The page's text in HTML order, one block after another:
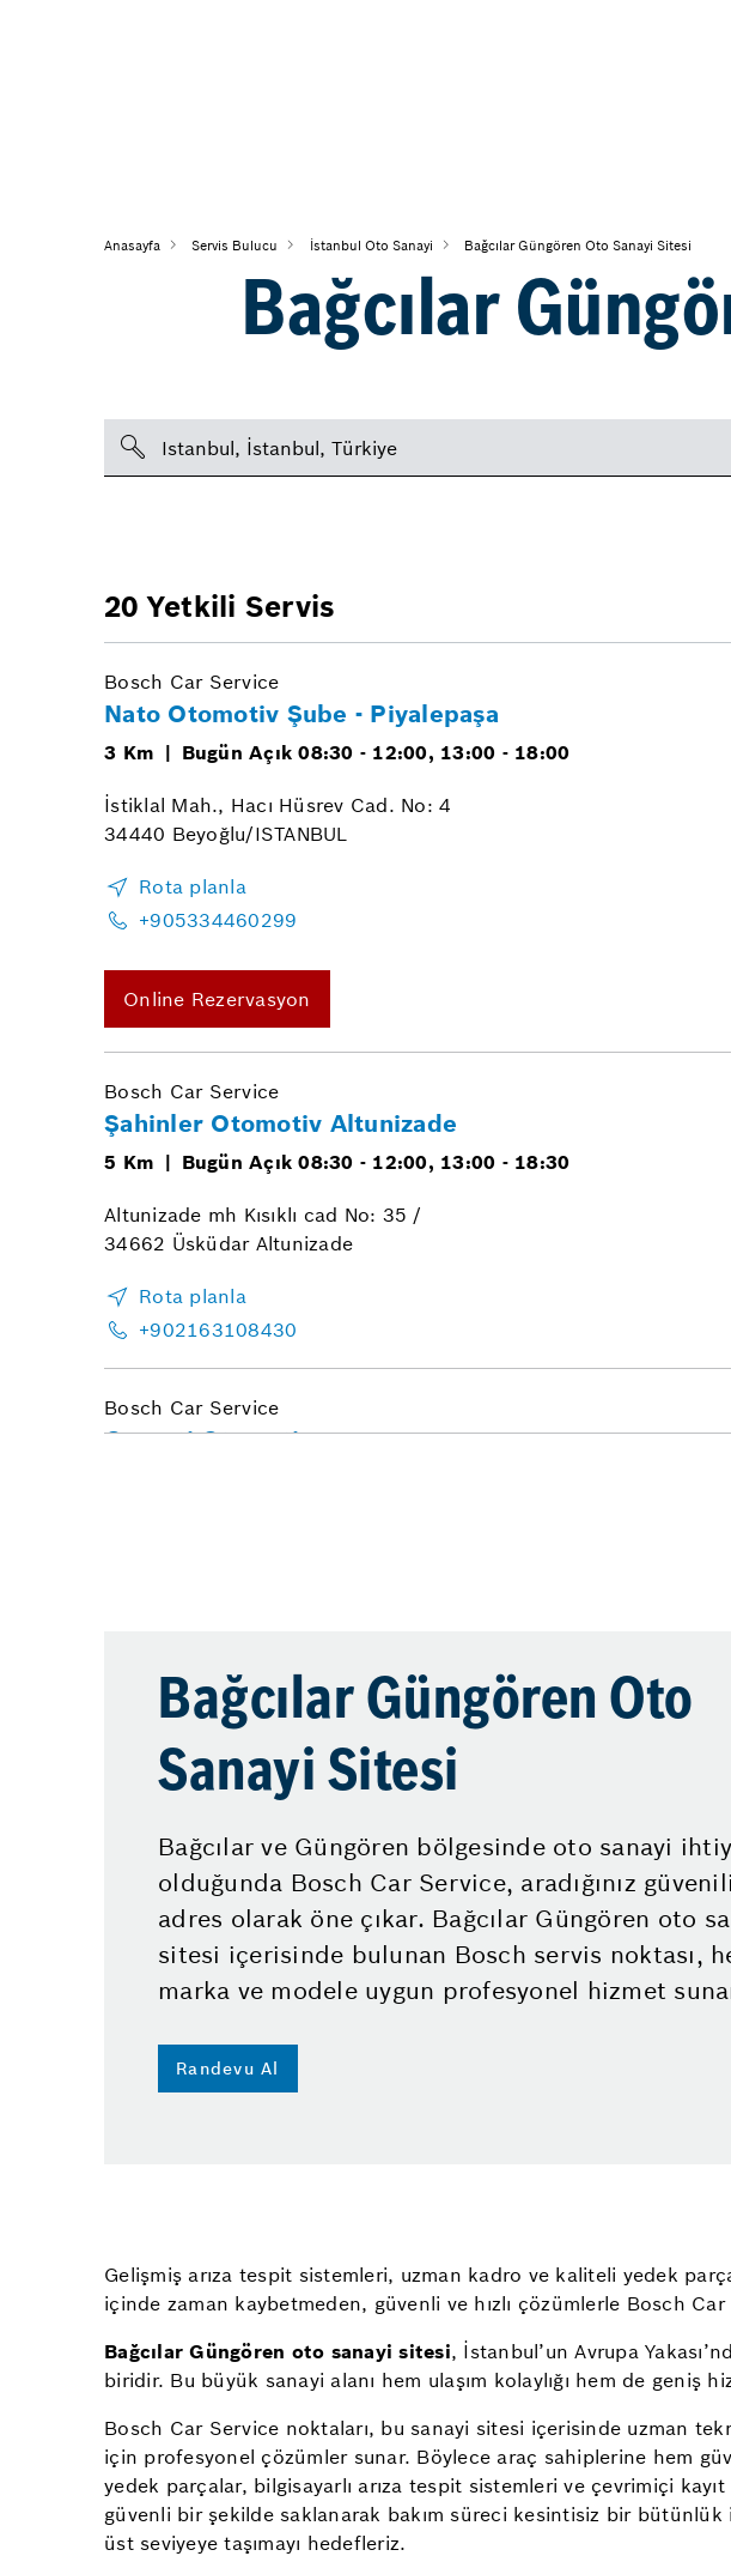
Anasayfa Servis Bulucu İstanbul Oto Sanayi Bağcılar Güngören Oto Sanayi Sitesi
Bağcılar
Bağcılar Güngören Oto
Sanayi Sitesi
Bağcılar ve Güngören bölgesinde oto sanayi
olduğunda Bosch Car Service, aradığınız
adres olarak öne çıkar. Bağcılar Güngören oto
sitesi içerisinde bulunan Bosch servis noktası,
marka ve modele uygun profesyonel hizmet
Randevu Al
Gelişmiş arıza tespit sistemleri, uzman kadro ve kaliteli yedek
içinde zaman kaybetmeden, güvenli ve hızlı çözümlerle Bosch Car
Bağcılar Güngören oto sanayi sitesi, İstanbul’un Avrupa
biridir. Bu büyük sanayi alanı hem ulaşım kolaylığı hem de
Bosch Car Service noktaları, bu sanayi sitesi içerisinde uzman
için profesyonel çözümler sunar. Böylece araç sahiplerine hem
yedek parçalar, bilgisayarlı arıza tespit sistemleri ve çevrimiçi
güvenli bir şekilde saklanarak bakım süreci kesintisiz bir
üst seviyeye taşımayı hedefleriz.